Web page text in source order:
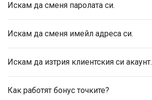
Искам да сменя паролата си.
Искам да сменя имейл адреса си.
Искам да изтрия клиентския си акаунт.
Как работят бонус точките?